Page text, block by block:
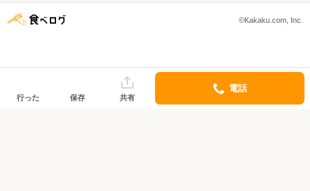
©Kakaku.com, Inc.
行った 保存 共有
電話